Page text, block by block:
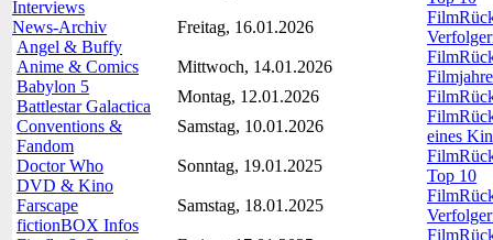
Interviews
News-Archiv
Angel & Buffy
Anime & Comics
Babylon 5
Battlestar Galactica
Conventions &
Fandom
Doctor Who
DVD & Kino
Farscape
fictionBOX Infos
Freitag, 16.01.2026
Mittwoch, 14.01.2026
Montag, 12.01.2026
Samstag, 10.01.2026
eines
Sonntag, 19.01.2025
Top 10
Samstag, 18.01.2025